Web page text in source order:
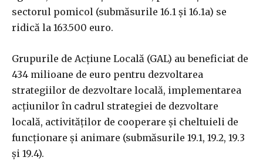
sectorul pomicol (submăsurile 16.1 şi 16.1a) se
ridică la 163.500 euro.
Grupurile de Acţiune Locală (GAL) au beneficiat de
434 milioane de euro pentru dezvoltarea
strategiilor de dezvoltare locală, implementarea
acţiunilor în cadrul strategiei de dezvoltare
locală, activităţilor de cooperare şi cheltuieli de
funcţionare şi animare (submăsurile 19.1, 19.2, 19.3
şi 19.4).